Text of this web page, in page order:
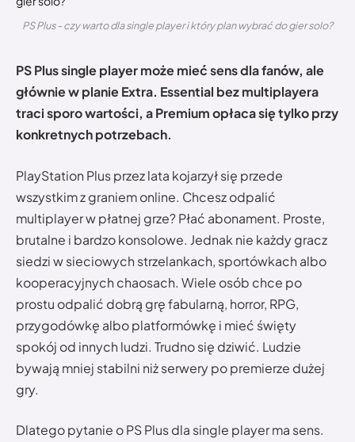
PS Plus - czy warto dla single player i który plan wybrać do gier solo?
PS Plus single player może mieć sens dla fanów, ale
głównie w planie Extra. Essential bez multiplayera
traci sporo wartości, a Premium opłaca się tylko przy
konkretnych potrzebach.
PlayStation Plus przez lata kojarzył się przede
wszystkim z graniem online. Chcesz odpalić
multiplayer w płatnej grze? Płać abonament. Proste,
brutalne i bardzo konsolowe. Jednak nie każdy gracz
siedzi w sieciowych strzelankach, sportówkach albo
kooperacyjnych chaosach. Wiele osób chce po
prostu odpalić dobrą grę fabularną, horror, RPG,
przygodówkę albo platformówkę i mieć święty
spokój od innych ludzi. Trudno się dziwić. Ludzie
bywają mniej stabilni niż serwery po premierze dużej
gry.
Dlatego pytanie o PS Plus dla single player ma sens.